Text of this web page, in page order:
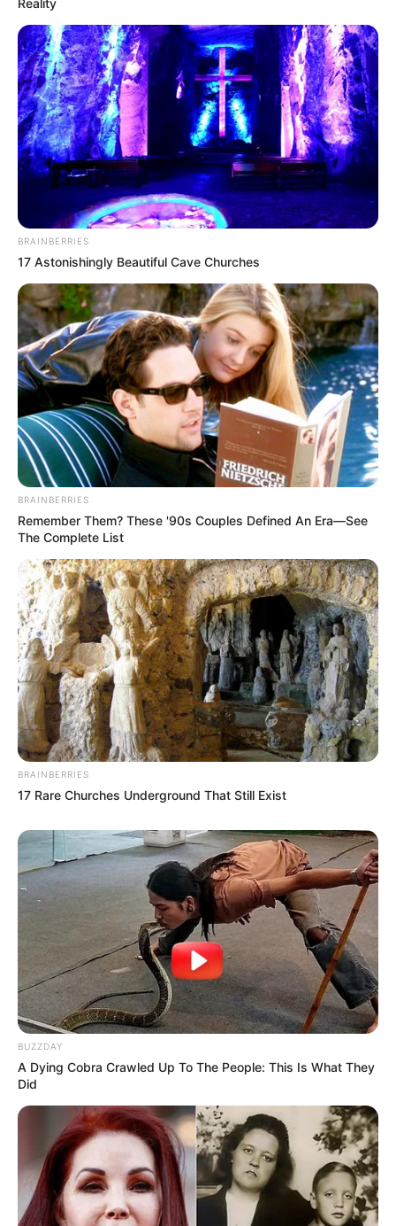
Reality
BRAINBERRIES
17 Astonishingly Beautiful Cave Churches
BRAINBERRIES
Remember Them? These '90s Couples Defined An Era—See
The Complete List
BRAINBERRIES
17 Rare Churches Underground That Still Exist
BUZZDAY
A Dying Cobra Crawled Up To The People: This Is What They
Did